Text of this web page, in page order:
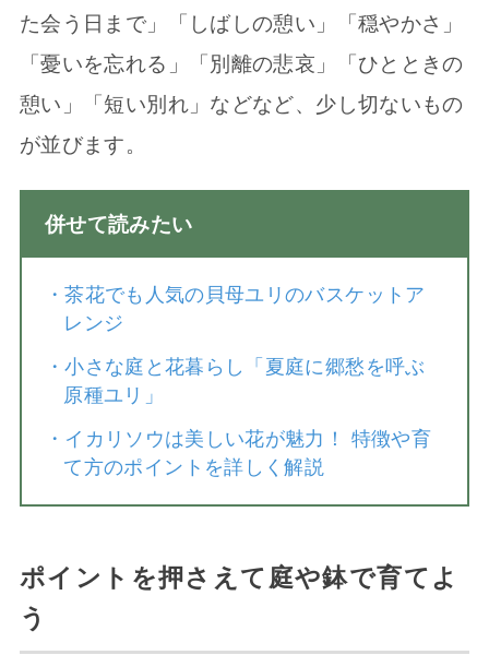
た会う日まで」「しばしの憩い」「穏やかさ」
「憂いを忘れる」「別離の悲哀」「ひとときの
憩い」「短い別れ」などなど、少し切ないもの
が並びます。
併せて読みたい
・茶花でも人気の貝母ユリのバスケットア
レンジ
・小さな庭と花暮らし「夏庭に郷愁を呼ぶ
原種ユリ」
・ イカリソウは美しい花が魅力！ 特徴や育
て方のポイントを詳しく解説
ポイントを押さえて庭や鉢で育てよ
う